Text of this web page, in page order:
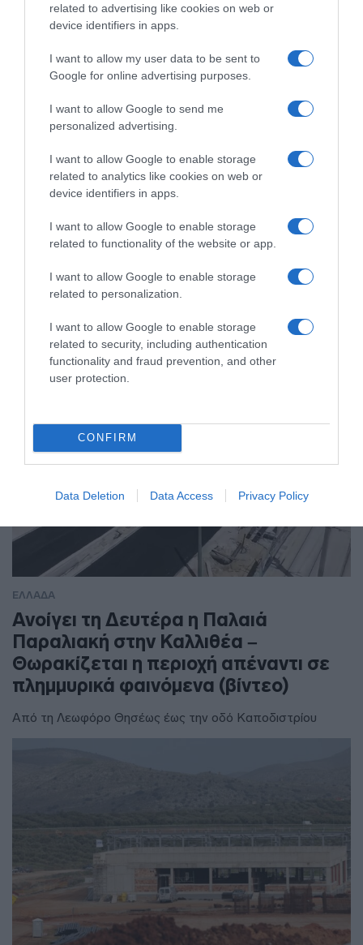
related to advertising like cookies on web or
device identifiers in apps.
I want to allow my user data to be sent to
Google for online advertising purposes.
I want to allow Google to send me
personalized advertising.
I want to allow Google to enable storage
related to analytics like cookies on web or
device identifiers in apps.
I want to allow Google to enable storage
related to functionality of the website or app.
I want to allow Google to enable storage
related to personalization.
I want to allow Google to enable storage
related to security, including authentication
functionality and fraud prevention, and other
user protection.
CONFIRM
Data Deletion Data Access Privacy Policy
ΕΛΛΑΔΑ
ΕΛΛΑΔΑ
Ανοίγει τη Δευτέρα η Παλαιά
Παραλιακή στην Καλλιθέα –
Θωρακίζεται η περιοχή απέναντι σε
πλημμυρικά φαινόμενα (βίντεο)
Από τη Λεωφόρο Θησέως έως την οδό Καποδιστρίου